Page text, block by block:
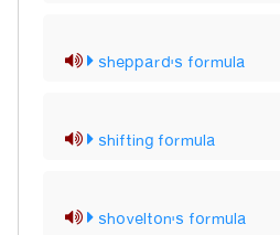
sheppard's formula
shifting formula
shovelton's formula